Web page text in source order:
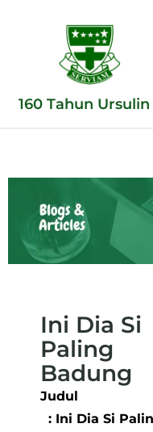
160 Tahun
Ini Dia Si
Paling
Badung
: Ini Dia Si